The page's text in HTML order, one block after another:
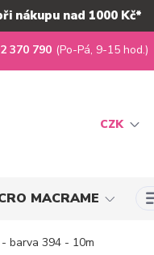
nákupu nad 1000 Kč*
CZK
370 790 (Po-Pá, 9-15 hod.)
MACRAME
barva 394 - 10m